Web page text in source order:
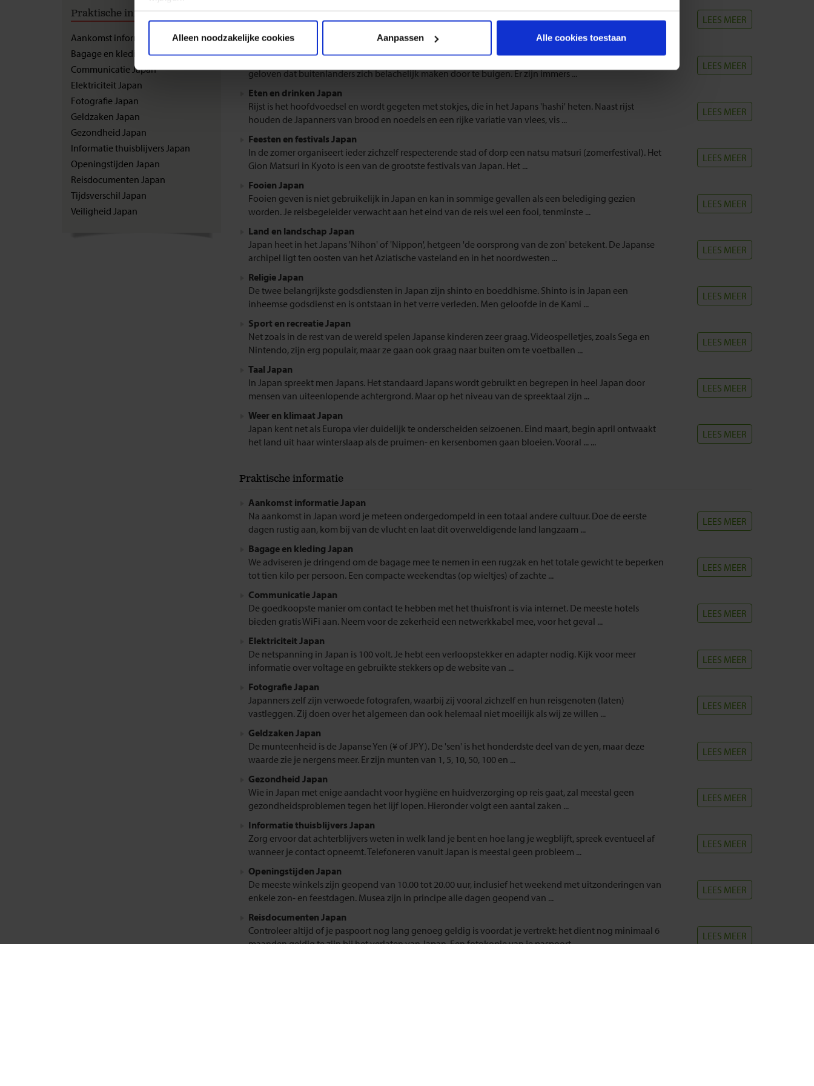
Alleen noodzakelijke cookies
Aanpassen Alle cookies toestaan
Praktische informatie
Aankomst informatie Japan
Bagage en kleding Japan
Communicatie Japan
Elektriciteit Japan
Fotografie Japan
Geldzaken Japan
Gezondheid Japan
Informatie thuisblijvers Japan
Openingstijden Japan
Reisdocumenten Japan
Tijdsverschil Japan
Veiligheid Japan
Voor het ogenblik telt Japan meer dan 125 miljoen inwoners waarvan 99% tot het mongolide ras
LEES MEER
Cultuur Japan
geloven dat buitenlanders zich belachelijk maken door te buigen. Er zijn immers ...
LEES MEER
Eten en drinken Japan
Rijst is het hoofdvoedsel en wordt gegeten met stokjes, die in het Japans 'hashi' heten. Naast rijst
houden de Japanners van brood en noedels en een rijke variatie van vlees, vis ...
LEES MEER
Feesten en festivals Japan
In de zomer organiseert ieder zichzelf respecterende stad of dorp een natsu matsuri (zomerfestival). Het
Gion Matsuri in Kyoto is een van de grootste festivals van Japan. Het ...
LEES MEER
Fooien Japan
Fooien geven is niet gebruikelijk in Japan en kan in sommige gevallen als een belediging gezien
worden. Je reisbegeleider verwacht aan het eind van de reis wel een fooi, tenminste ...
LEES MEER
Land en landschap Japan
Japan heet in het Japans 'Nihon' of 'Nippon', hetgeen 'de oorsprong van de zon' betekent. De Japanse
archipel ligt ten oosten van het Aziatische vasteland en in het noordwesten ...
LEES MEER
Religie Japan
De twee belangrijkste godsdiensten in Japan zijn shinto en boeddhisme. Shinto is in Japan een
inheemse godsdienst en is ontstaan in het verre verleden. Men geloofde in de Kami ...
LEES MEER
Sport en recreatie Japan
Net zoals in de rest van de wereld spelen Japanse kinderen zeer graag. Videospelletjes, zoals Sega en
Nintendo, zijn erg populair, maar ze gaan ook graag naar buiten om te voetballen ...
LEES MEER
Taal Japan
In Japan spreekt men Japans. Het standaard Japans wordt gebruikt en begrepen in heel Japan door
mensen van uiteenlopende achtergrond. Maar op het niveau van de spreektaal zijn ...
LEES MEER
Weer en klimaat Japan
Japan kent net als Europa vier duidelijk te onderscheiden seizoenen. Eind maart, begin april ontwaakt
het land uit haar winterslaap als de pruimen- en kersenbomen gaan bloeien. Vooral ... ...
LEES MEER
Praktische informatie
Aankomst informatie Japan
Na aankomst in Japan word je meteen ondergedompeld in een totaal andere cultuur. Doe de eerste
dagen rustig aan, kom bij van de vlucht en laat dit overweldigende land langzaam ...
LEES MEER
Bagage en kleding Japan
We adviseren je dringend om de bagage mee te nemen in een rugzak en het totale gewicht te beperken
tot tien kilo per persoon. Een compacte weekendtas (op wieltjes) of zachte ...
LEES MEER
Communicatie Japan
De goedkoopste manier om contact te hebben met het thuisfront is via internet. De meeste hotels
bieden gratis WiFi aan. Neem voor de zekerheid een netwerkkabel mee, voor het geval ...
LEES MEER
Elektriciteit Japan
De netspanning in Japan is 100 volt. Je hebt een verloopstekker en adapter nodig. Kijk voor meer
informatie over voltage en gebruikte stekkers op de website van ...
LEES MEER
Fotografie Japan
Japanners zelf zijn verwoede fotografen, waarbij zij vooral zichzelf en hun reisgenoten (laten)
vastleggen. Zij doen over het algemeen dan ook helemaal niet moeilijk als wij ze willen ...
LEES MEER
Geldzaken Japan
De munteenheid is de Japanse Yen (¥ of JPY). De 'sen' is het honderdste deel van de yen, maar deze
waarde zie je nergens meer. Er zijn munten van 1, 5, 10, 50, 100 en ...
LEES MEER
Gezondheid Japan
Wie in Japan met enige aandacht voor hygiëne en huidverzorging op reis gaat, zal meestal geen
gezondheidsproblemen tegen het lijf lopen. Hieronder volgt een aantal zaken ...
LEES MEER
Informatie thuisblijvers Japan
Zorg ervoor dat achterblijvers weten in welk land je bent en hoe lang je wegblijft, spreek eventueel af
wanneer je contact opneemt. Telefoneren vanuit Japan is meestal geen probleem ...
LEES MEER
Openingstijden Japan
De meeste winkels zijn geopend van 10.00 tot 20.00 uur, inclusief het weekend met uitzonderingen van
enkele zon- en feestdagen. Musea zijn in principe alle dagen geopend van ...
LEES MEER
Reisdocumenten Japan
Controleer altijd of je paspoort nog lang genoeg geldig is voordat je vertrekt: het dient nog minimaal 6
maanden geldig te zijn bij het verlaten van Japan. Een fotokopie van je paspoort ...
LEES MEER